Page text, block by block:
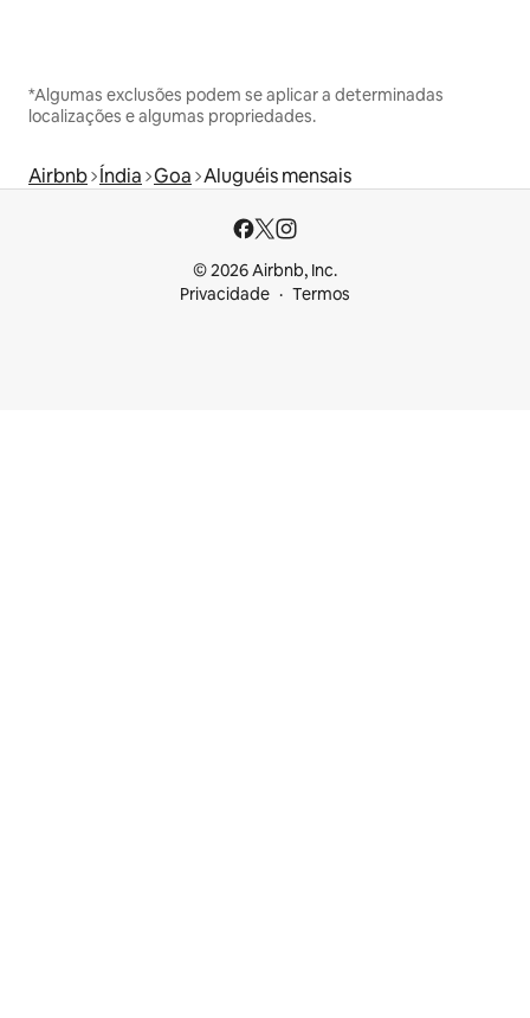
*Algumas exclusões podem se aplicar a determinadas
localizações e algumas propriedades.
Airbnb Índia Goa Aluguéis mensais
© 2026 Airbnb, Inc.
Privacidade
Termos